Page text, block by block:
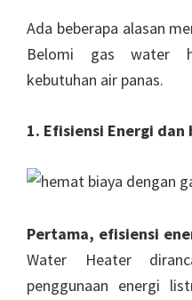
Ada beberapa alasan
Belomi gas water
kebutuhan air panas.
1. Efisiensi Energi dan
Pertama, efisiensi
Water Heater
penggunaan energi